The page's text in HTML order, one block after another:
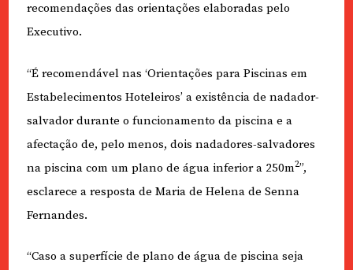
recomendações das orientações elaboradas pelo
Executivo.
“É recomendável nas ‘Orientações para Piscinas em
Estabelecimentos Hoteleiros’ a existência de nadador-
salvador durante o funcionamento da piscina e a
afectação de, pelo menos, dois nadadores-salvadores
na piscina com um plano de água inferior a 250m2”,
esclarece a resposta de Maria de Helena de Senna
Fernandes.
“Caso a superfície de plano de água de piscina seja